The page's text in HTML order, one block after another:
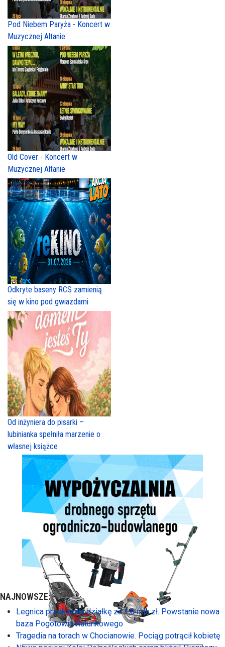
Pod Niebem Paryża - Koncert w
Muzycznej Altanie
Old Cover - Koncert w
Muzycznej Altanie
Odkryte baseny RCS zamienią
się w kino pod gwiazdami
Od inżyniera do pisarki –
lubinianka spełniła marzenie o
własnej książce
NAJNOWSZE:
Legnica przekazała działkę za 1,8 mln zł. Powstanie nowa
baza Pogotowia Ratunkowego
Tragedia na torach w Chocianowie. Pociąg potrącił kobietę